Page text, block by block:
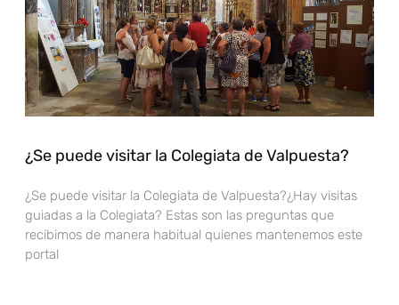
¿Se puede visitar la Colegiata de Valpuesta?
¿Se puede visitar la Colegiata de Valpuesta?¿Hay visitas
guiadas a la Colegiata? Estas son las preguntas que
recibimos de manera habitual quienes mantenemos este
portal